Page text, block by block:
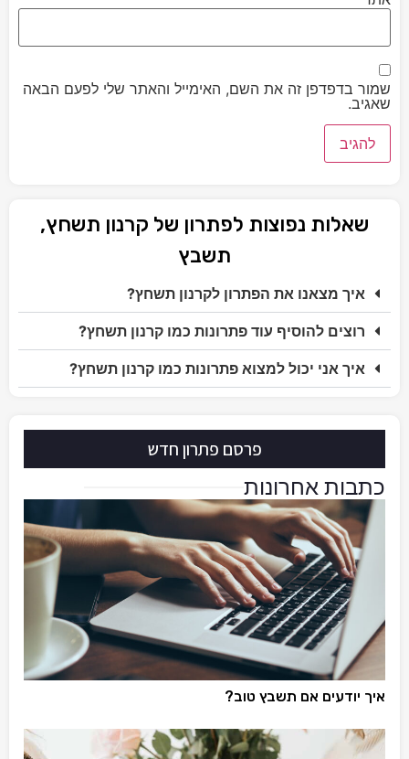
שמור בדפדפן זה את השם, האימייל והאתר שלי לפעם הבאה
שאגיב.
שאלות נפוצות לפתרון של קרנון תשחץ,
תשבץ
איך מצאנו את הפתרון לקרנון תשחץ?
רוצים להוסיף עוד פתרונות כמו קרנון תשחץ?
איך אני יכול למצוא פתרונות כמו קרנון תשחץ?
פרסם פתרון חדש
כתבות אחרונות
איך יודעים אם תשבץ טוב?